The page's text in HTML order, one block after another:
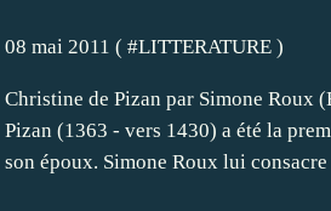
08 mai 2011 ( #LITTERATURE )
Christine de Pizan par Simone Roux
Pizan (1363 - vers 1430) a été la
son époux. Simone Roux lui